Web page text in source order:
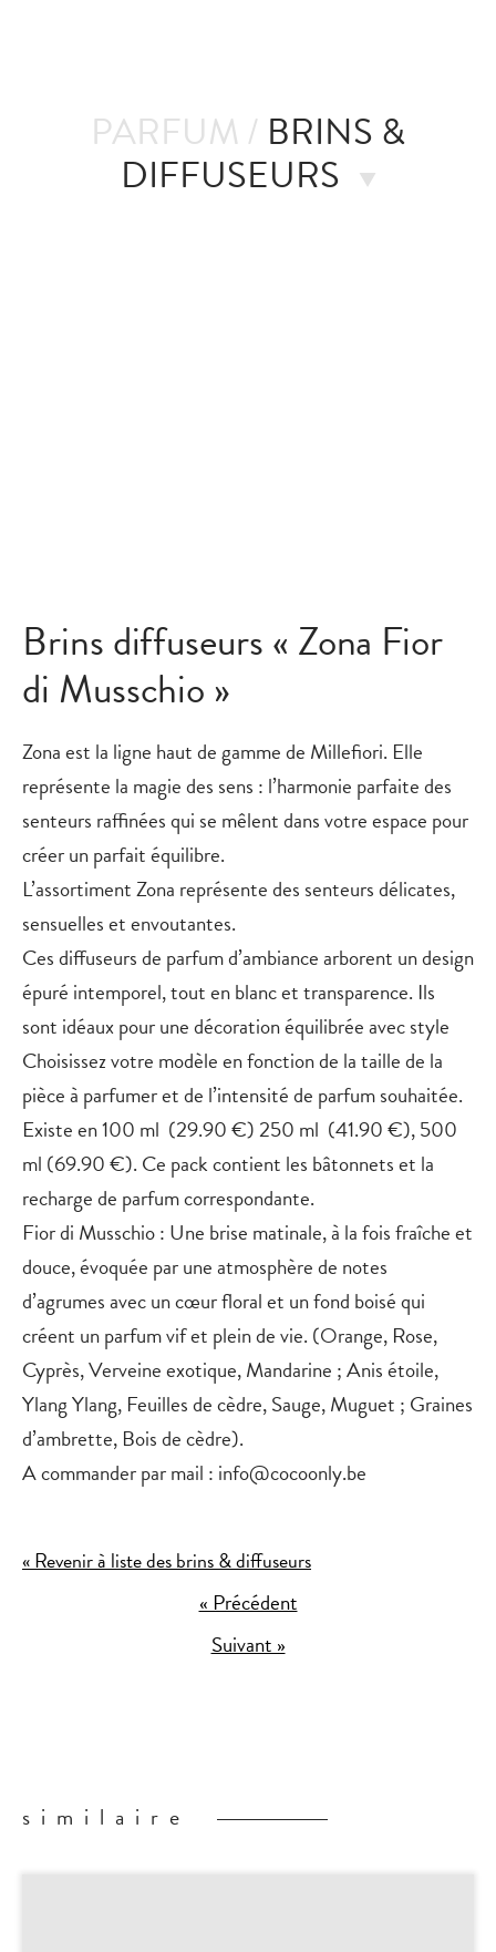
PARFUM / BRINS &
DIFFUSEURS
Brins diffuseurs « Zona Fior
di Musschio »
Zona est la ligne haut de gamme de Millefiori. Elle
représente la magie des sens : l’harmonie parfaite des
senteurs raffinées qui se mêlent dans votre espace pour
créer un parfait équilibre.
L’assortiment Zona représente des senteurs délicates,
sensuelles et envoutantes.
Ces diffuseurs de parfum d’ambiance arborent un design
épuré intemporel, tout en blanc et transparence. Ils
sont idéaux pour une décoration équilibrée avec style
Choisissez votre modèle en fonction de la taille de la
pièce à parfumer et de l’intensité de parfum souhaitée.
Existe en 100 ml (29.90 €) 250 ml (41.90 €), 500
ml (69.90 €). Ce pack contient les bâtonnets et la
recharge de parfum correspondante.
Fior di Musschio : Une brise matinale, à la fois fraîche et
douce, évoquée par une atmosphère de notes
d’agrumes avec un cœur floral et un fond boisé qui
créent un parfum vif et plein de vie. (Orange, Rose,
Cyprès, Verveine exotique, Mandarine ; Anis étoile,
Ylang Ylang, Feuilles de cèdre, Sauge, Muguet ; Graines
d’ambrette, Bois de cèdre).
A commander par mail : info@cocoonly.be
« Revenir à liste des brins & diffuseurs
« Précédent
Suivant »
similaire